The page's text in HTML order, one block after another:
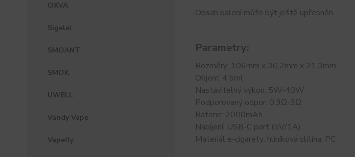
OXVA
Sigelei
SMOANT
SMOK
UWELL
Vandy Vape
Vapefly
Obsah balení může být ještě upřesněn
Parametry:
Rozměry: 106mm x 30,2mm x 21,3mm
Objem: 4,5ml
Nastavitelný výkon: 5W-40W
Podporovaný odpor: 0,3Ω-3Ω
Baterie: 2000mAh
Nabíjení: USB-C port (5V/1A)
Materiál e-cigarety: hliníková slitina, PC